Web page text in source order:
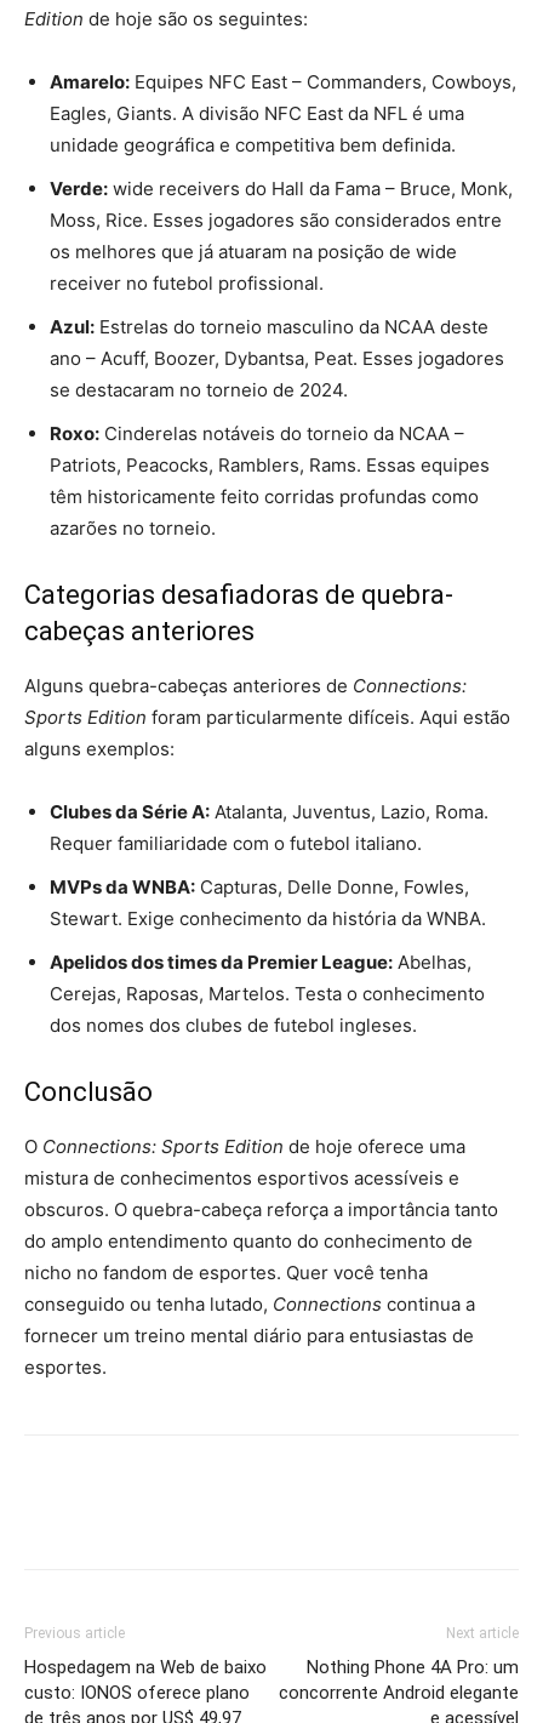
Edition de hoje são os seguintes:
Amarelo: Equipes NFC East – Commanders, Cowboys,
Eagles, Giants. A divisão NFC East da NFL é uma
unidade geográfica e competitiva bem definida.
Verde: wide receivers do Hall da Fama – Bruce, Monk,
Moss, Rice. Esses jogadores são considerados entre
os melhores que já atuaram na posição de wide
receiver no futebol profissional.
Azul: Estrelas do torneio masculino da NCAA deste
ano – Acuff, Boozer, Dybantsa, Peat. Esses jogadores
se destacaram no torneio de 2024.
Roxo: Cinderelas notáveis ​​do torneio da NCAA –
Patriots, Peacocks, Ramblers, Rams. Essas equipes
têm historicamente feito corridas profundas como
azarões no torneio.
Categorias desafiadoras de quebra-
cabeças anteriores
Alguns quebra-cabeças anteriores de Connections:
Sports Edition foram particularmente difíceis. Aqui estão
alguns exemplos:
Clubes da Série A: Atalanta, Juventus, Lazio, Roma.
Requer familiaridade com o futebol italiano.
MVPs da WNBA: Capturas, Delle Donne, Fowles,
Stewart. Exige conhecimento da história da WNBA.
Apelidos dos times da Premier League: Abelhas,
Cerejas, Raposas, Martelos. Testa o conhecimento
dos nomes dos clubes de futebol ingleses.
Conclusão
O Connections: Sports Edition de hoje oferece uma
mistura de conhecimentos esportivos acessíveis e
obscuros. O quebra-cabeça reforça a importância tanto
do amplo entendimento quanto do conhecimento de
nicho no fandom de esportes. Quer você tenha
conseguido ou tenha lutado, Connections continua a
fornecer um treino mental diário para entusiastas de
esportes.
Previous article
Hospedagem na Web de baixo
custo: IONOS oferece plano
de três anos por US$ 49,97
Next article
Nothing Phone 4A Pro: um
concorrente Android elegante
e acessível